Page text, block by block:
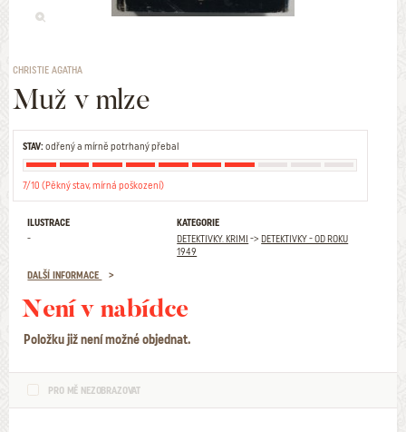
CHRISTIE AGATHA
Muž v mlze
STAV:odřený a mírně potrhaný přebal
7/10 (Pěkný stav, mírná poškození)
ILUSTRACE
-
KATEGORIE
DETEKTIVKY. KRIMI ->DETEKTIVKY - OD ROKU
1949
DALŠÍ INFORMACE
Není v nabídce
Položku již není možné objednat.
PRO MĚ NEZOBRAZOVAT